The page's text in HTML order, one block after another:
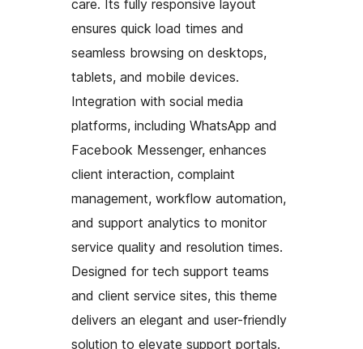
care. Its fully responsive layout
ensures quick load times and
seamless browsing on desktops,
tablets, and mobile devices.
Integration with social media
platforms, including WhatsApp and
Facebook Messenger, enhances
client interaction, complaint
management, workflow automation,
and support analytics to monitor
service quality and resolution times.
Designed for tech support teams
and client service sites, this theme
delivers an elegant and user-friendly
solution to elevate support portals.